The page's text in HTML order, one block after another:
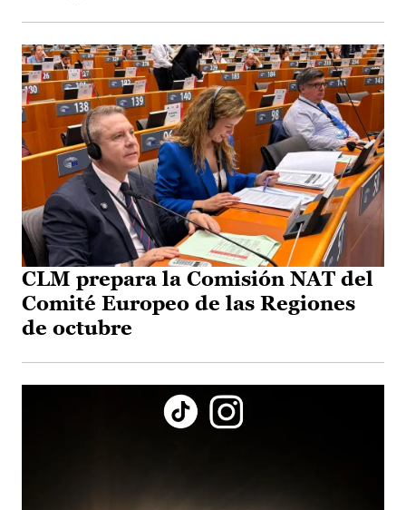
CLM prepara la Comisión NAT del
Comité Europeo de las Regiones
de octubre